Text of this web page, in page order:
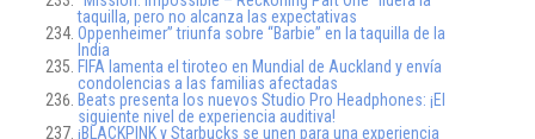
taquilla, pero no alcanza las expectativas
Oppenheimer” triunfa sobre “Barbie” en la taquilla de la
India
FIFA lamenta el tiroteo en Mundial de Auckland y envía
condolencias a las familias afectadas
Beats presenta los nuevos Studio Pro Headphones: ¡El
siguiente nivel de experiencia auditiva!
¡BLACKPINK y Starbucks se unen para una experiencia